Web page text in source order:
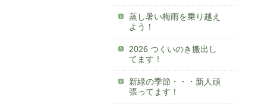
蒸し暑い梅雨を乗り越え
よう！
2026 つくいのき搬出し
てます！
新緑の季節・・・新人頑
張ってます！